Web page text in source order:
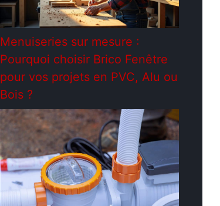
Menuiseries sur mesure :
Pourquoi choisir Brico Fenêtre
pour vos projets en PVC, Alu ou
Bois ?